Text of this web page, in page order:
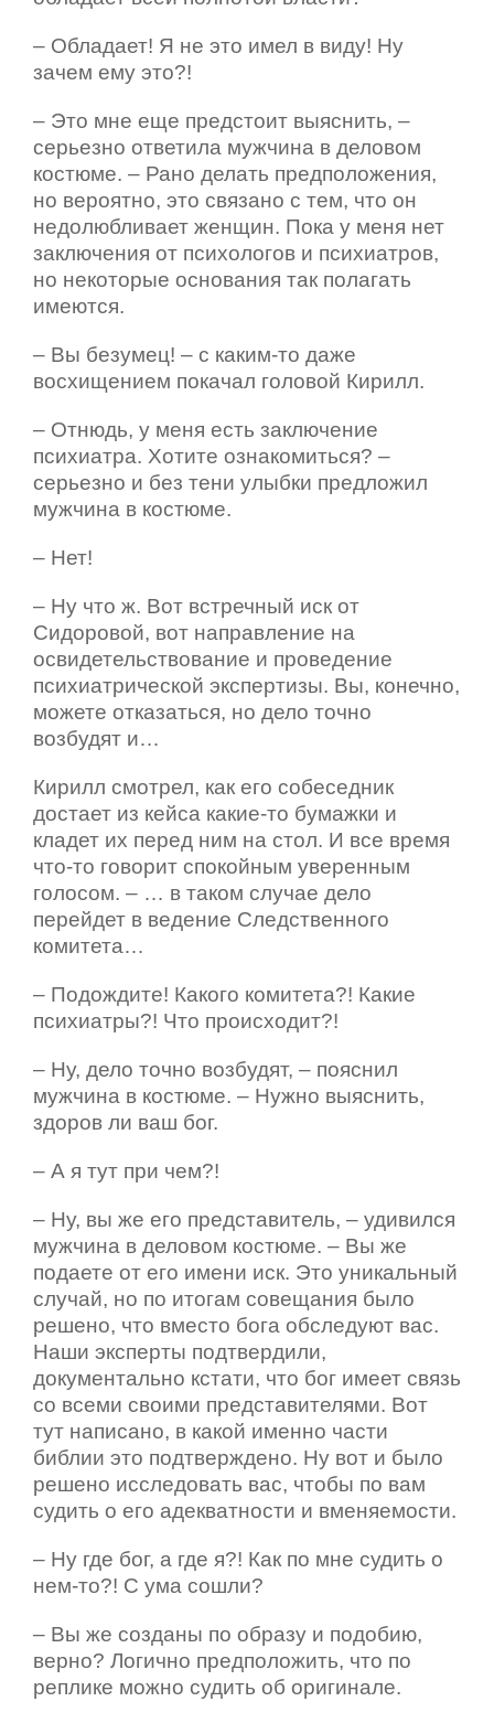
– Обладает! Я не это имел в виду! Ну
зачем ему это?!
– Это мне еще предстоит выяснить, –
серьезно ответила мужчина в деловом
костюме. – Рано делать предположения,
но вероятно, это связано с тем, что он
недолюбливает женщин. Пока у меня нет
заключения от психологов и психиатров,
но некоторые основания так полагать
имеются.
– Вы безумец! – с каким-то даже
восхищением покачал головой Кирилл.
– Отнюдь, у меня есть заключение
психиатра. Хотите ознакомиться? –
серьезно и без тени улыбки предложил
мужчина в костюме.
– Нет!
– Ну что ж. Вот встречный иск от
Сидоровой, вот направление на
освидетельствование и проведение
психиатрической экспертизы. Вы, конечно,
можете отказаться, но дело точно
возбудят и…
Кирилл смотрел, как его собеседник
достает из кейса какие-то бумажки и
кладет их перед ним на стол. И все время
что-то говорит спокойным уверенным
голосом. – … в таком случае дело
перейдет в ведение Следственного
комитета…
– Подождите! Какого комитета?! Какие
психиатры?! Что происходит?!
– Ну, дело точно возбудят, – пояснил
мужчина в костюме. – Нужно выяснить,
здоров ли ваш бог.
– А я тут при чем?!
– Ну, вы же его представитель, – удивился
мужчина в деловом костюме. – Вы же
подаете от его имени иск. Это уникальный
случай, но по итогам совещания было
решено, что вместо бога обследуют вас.
Наши эксперты подтвердили,
документально кстати, что бог имеет связь
со всеми своими представителями. Вот
тут написано, в какой именно части
библии это подтверждено. Ну вот и было
решено исследовать вас, чтобы по вам
судить о его адекватности и вменяемости.
– Ну где бог, а где я?! Как по мне судить о
нем-то?! С ума сошли?
– Вы же созданы по образу и подобию,
верно? Логично предположить, что по
реплике можно судить об оригинале.